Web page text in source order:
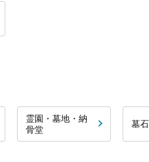
霊園・墓地・納
骨堂
墓